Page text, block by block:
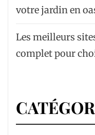
votre jardin en
Les meilleurs
complet pour